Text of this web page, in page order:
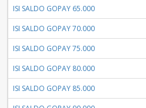
ISI SALDO GOPAY 65.000
ISI SALDO GOPAY 70.000
ISI SALDO GOPAY 75.000
ISI SALDO GOPAY 80.000
ISI SALDO GOPAY 85.000